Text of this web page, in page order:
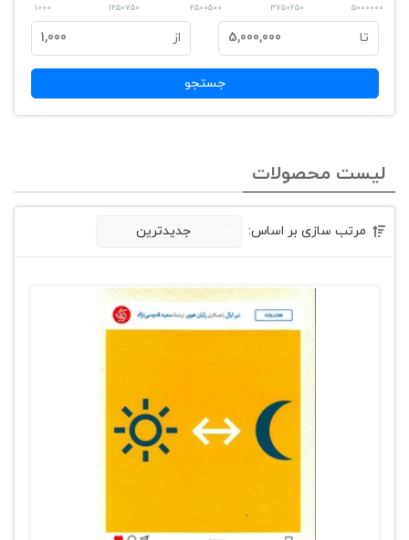
1000 1250750 2500500 3750250 5000000
تا 5,000,000 از 1,000
جستجو
لیست محصولات
مرتب سازی بر اساس: جدیدترین